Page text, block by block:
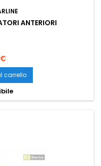
ANTERIORI
carrello